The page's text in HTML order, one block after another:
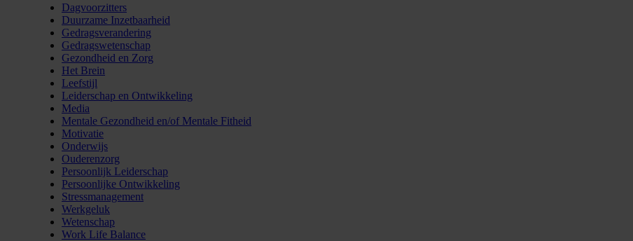
Dagvoorzitters
Duurzame Inzetbaarheid
Gedragsverandering
Gedragswetenschap
Gezondheid en Zorg
Het Brein
Leefstijl
Leiderschap en Ontwikkeling
Media
Mentale Gezondheid en/of Mentale Fitheid
Motivatie
Onderwijs
Ouderenzorg
Persoonlijk Leiderschap
Persoonlijke Ontwikkeling
Stressmanagement
Werkgeluk
Wetenschap
Work Life Balance